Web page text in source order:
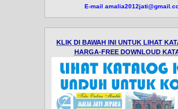
E-mail
KLIK DI BAWAH INI UNTUK LIHAT
HARGA-FREE DOWNLOUD